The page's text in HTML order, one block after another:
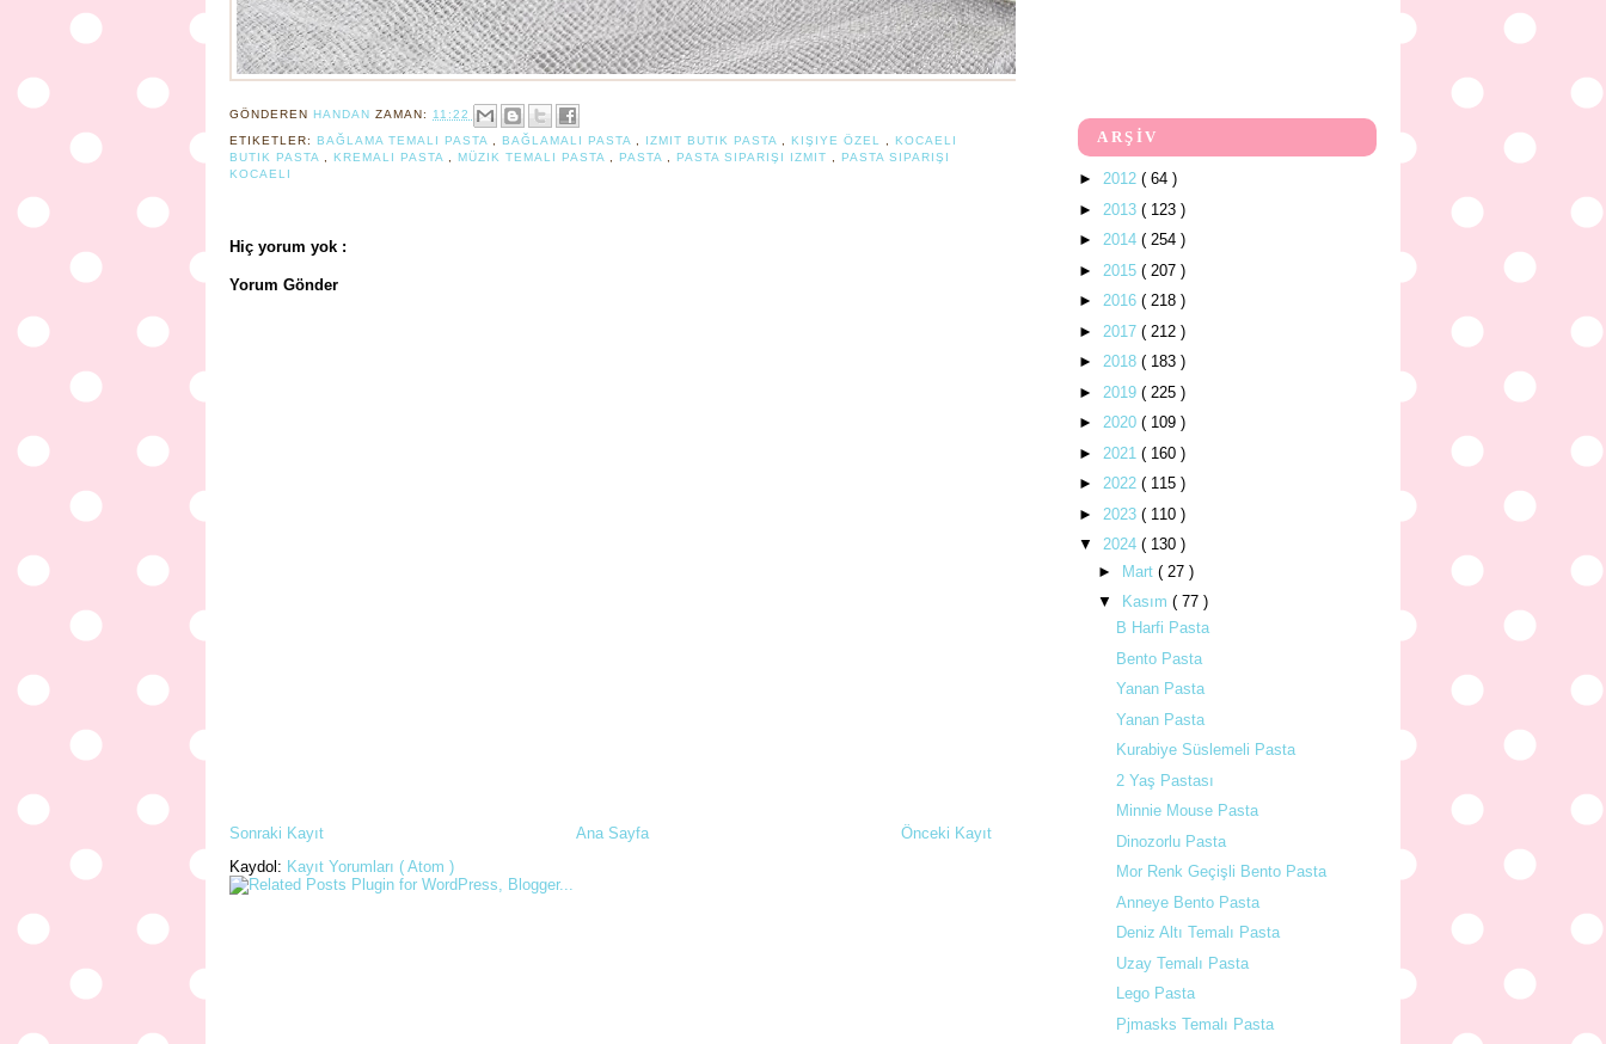
GÖNDEREN HANDAN ZAMAN: 11:22
ETIKETLER: BAĞLAMA TEMALI PASTA BAĞLAMALI PASTA IZMIT BUTIK PASTA KIŞIYE ÖZEL
KOCAELI
BUTIK PASTA
KREMALI PASTA MÜZIK TEMALI PASTA PASTA PASTA SIPARIŞI IZMIT
PASTA SIPARIŞI
KOCAELI
Hiç yorum yok :
Yorum Gönder
Sonraki Kayıt Önceki Kayıt
Ana Sayfa
Kaydol: Kayıt Yorumları ( Atom )
ARŞİV
► 2012 ( 64 )
► 2013 ( 123 )
► 2014 ( 254 )
► 2015 ( 207 )
► 2016 ( 218 )
► 2017 ( 212 )
► 2018 ( 183 )
► 2019 ( 225 )
► 2020 ( 109 )
► 2021 ( 160 )
► 2022 ( 115 )
► 2023 ( 110 )
▼ 2024 ( 130 )
► Mart ( 27 )
▼
Kasım ( 77 )
B Harfi Pasta
Bento Pasta
Yanan Pasta
Yanan Pasta
Kurabiye Süslemeli Pasta
2 Yaş Pastası
Minnie Mouse Pasta
Dinozorlu Pasta
Mor Renk Geçişli Bento Pasta
Anneye Bento Pasta
Deniz Altı Temalı Pasta
Uzay Temalı Pasta
Lego Pasta
Pjmasks Temalı Pasta